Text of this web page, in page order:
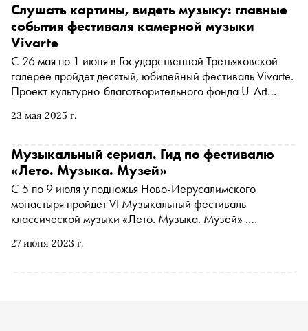
23 мая 2025 г.
Слушать картины, видеть музыку: главные
события фестиваля камерной музыки
Vivarte
C 26 мая по 1 июня в Государственной Третьяковской
галерее пройдет десятый, юбилейный фестиваль Vivarte.
Проект культурно-благотворительного фонда U-Art
между музыкой, звучащей в залах, и шедеврами
современных зрителей и слушателей. «Сноб»
рассказывает, что послушать и посмотреть на фестивале
в этом году
27 июня 2023 г.
Музыкальный сериал. Гид по фестивалю
«Лето. Музыка. Музей»
С 5 по 9 июля у подножья Ново-Иерусалимского
монастыря пройдет VI Музыкальный фестиваль
классической музыки «Лето. Музыка. Музей» .
рождения Сергея Рахманинова. На сцене под открытым